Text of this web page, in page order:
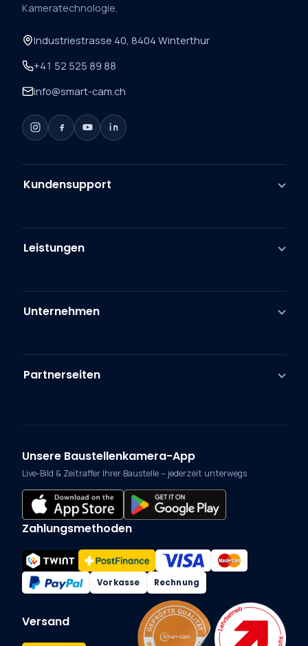
Kameratechnologie.
Industriestrasse 40, 8404 Winterthur
+41 52 525 89 88
info@smart-cam.ch
Kundensupport
Leistungen
Unternehmen
Partnerseiten
Unsere Baustellenkamera-App
Live-Bild & Zeitraffer Ihrer Baustelle – jederzeit unterwegs
Zahlungsmethoden
Vorkasse Rechnung
Versand